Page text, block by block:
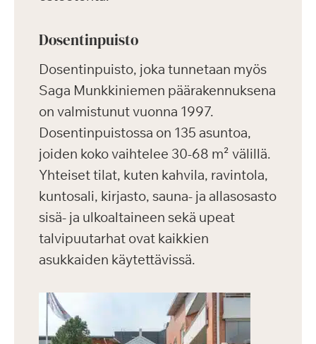
Dosentinpuisto
Dosentinpuisto, joka tunnetaan myös
Saga Munkkiniemen päärakennuksena
on valmistunut vuonna 1997.
Dosentinpuistossa on 135 asuntoa,
joiden koko vaihtelee 30-68 m² välillä.
Yhteiset tilat, kuten kahvila, ravintola,
kuntosali, kirjasto, sauna- ja allasosasto
sisä- ja ulkoaltaineen sekä upeat
talvipuutarhat ovat kaikkien
asukkaiden käytettävissä.